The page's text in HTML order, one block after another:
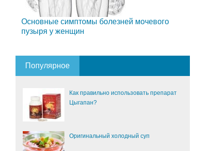
Основные симптомы болезней мочевого
пузыря у женщин
Популярное
Как правильно использовать препарат
Цыгапан?
Оригинальный холодный суп